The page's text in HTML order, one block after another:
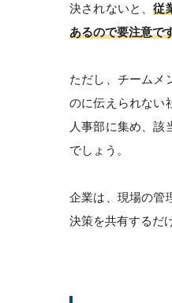
決されないと、従
あるので要注意で
ただし、チームメ
のに伝えられない
人事部に集め、該
でしょう。
企業は、現場の管
決策を共有するだ